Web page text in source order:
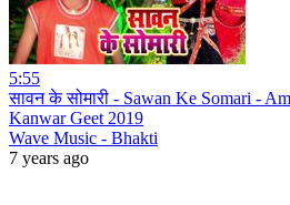
5:55
सावन के सोमारी - Sawan Ke Somari -
Kanwar Geet 2019
Wave Music - Bhakti
7 years ago